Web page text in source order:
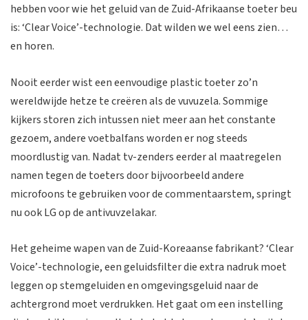
hebben voor wie het geluid van de Zuid-Afrikaanse toeter beu
is: ‘Clear Voice’-technologie. Dat wilden we wel eens zien…
en horen.
Nooit eerder wist een eenvoudige plastic toeter zo’n
wereldwijde hetze te creëren als de vuvuzela. Sommige
kijkers storen zich intussen niet meer aan het constante
gezoem, andere voetbalfans worden er nog steeds
moordlustig van. Nadat tv-zenders eerder al maatregelen
namen tegen de toeters door bijvoorbeeld andere
microfoons te gebruiken voor de commentaarstem, springt
nu ook LG op de antivuvzelakar.
Het geheime wapen van de Zuid-Koreaanse fabrikant? ‘Clear
Voice’-technologie, een geluidsfilter die extra nadruk moet
leggen op stemgeluiden en omgevingsgeluid naar de
achtergrond moet verdrukken. Het gaat om een instelling